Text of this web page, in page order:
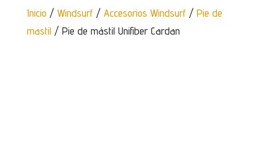
Inicio / Windsurf/ Accesorios Windsurf/ Pie de
mastil / Pie de mástil Unifiber Cardan